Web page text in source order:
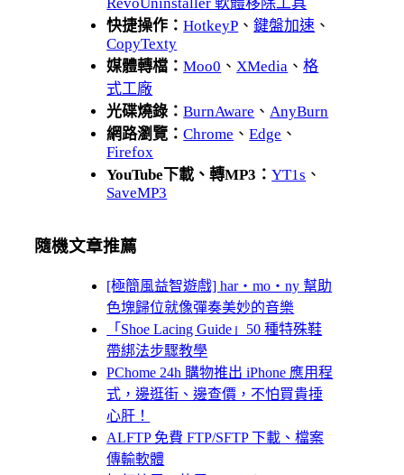
快捷操作：HotkeyP 、鍵盤加速 、
CopyTexty
媒體轉檔：Moo0 、 XMedia 、格
式工廠
光碟燒錄：BurnAware 、 AnyBurn
網路瀏覽：Chrome 、Edge 、
Firefox
YouTube下載、轉MP3：YT1s 、
SaveMP3
隨機文章推薦
[極簡風益智遊戲] har‧mo‧ny 幫助
色塊歸位就像彈奏美妙的音樂
「Shoe Lacing Guide」50 種特殊鞋
帶綁法步驟教學
PChome 24h 購物推出 iPhone 應用程
式，邊逛街、邊查價，不怕買貴捶
心肝！
ALFTP 免費 FTP/SFTP 下載、檔案
傳輸軟體